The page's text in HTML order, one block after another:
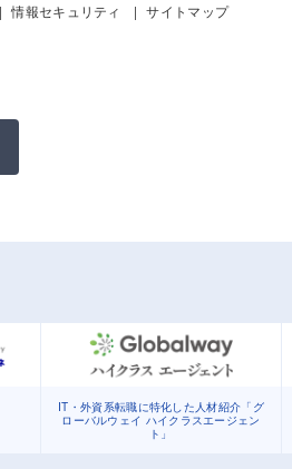
情報セキュリティ サイトマップ
IT・外資系転職に特化した人材紹介「グ
ローバルウェイ ハイクラスエージェン
ト」